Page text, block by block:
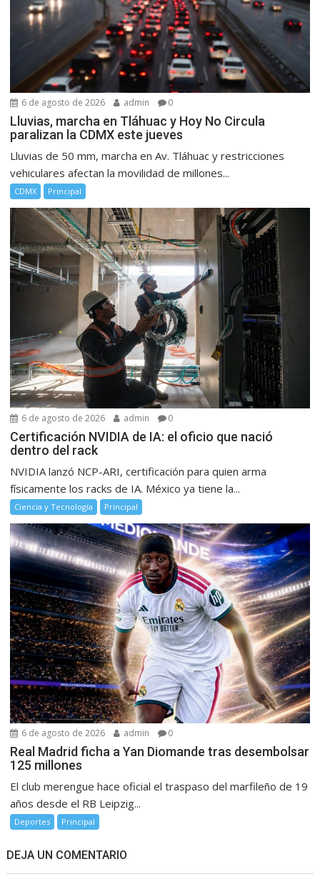
6 de agosto de 2026 admin 0
Lluvias, marcha en Tláhuac y Hoy No Circula
paralizan la CDMX este jueves
Lluvias de 50 mm, marcha en Av. Tláhuac y restricciones
vehiculares afectan la movilidad de millones...
CDMX Principal
6 de agosto de 2026 admin 0
Certificación NVIDIA de IA: el oficio que nació
dentro del rack
NVIDIA lanzó NCP-ARI, certificación para quien arma
físicamente los racks de IA. México ya tiene la...
Ciencia y Tecnología Principal
6 de agosto de 2026 admin 0
Real Madrid ficha a Yan Diomande tras desembolsar
125 millones
El club merengue hace oficial el traspaso del marfileño de 19
años desde el RB Leipzig...
Deportes Principal
DEJA UN COMENTARIO